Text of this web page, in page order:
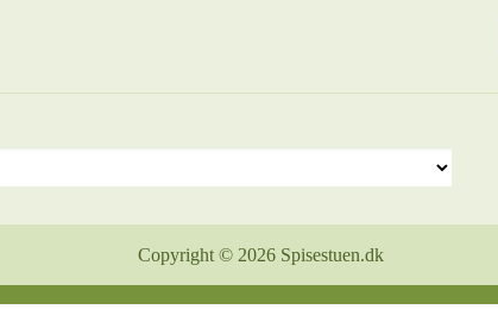
Copyright © 2026 Spisestuen.dk